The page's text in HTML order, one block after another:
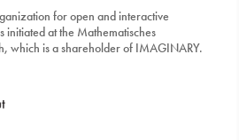
for open and interactive
initiated at the Mathematisches
which is a shareholder of IMAGINARY.